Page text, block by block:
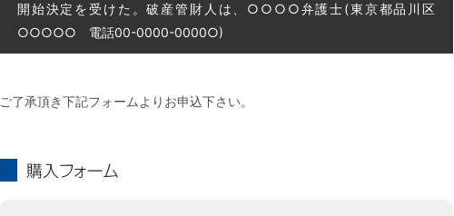
開始決定を受けた。破産管財人は、○○○○弁護士(東京都品川区
○○○○○ 電話00-0000-0000○)
ご了承頂き下記フォームよりお申込下さい。